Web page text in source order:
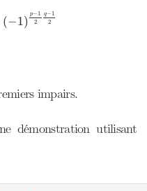
(−1)
p− 1
2
q− 1
2
q 1
impairs.
démonstration utilisant